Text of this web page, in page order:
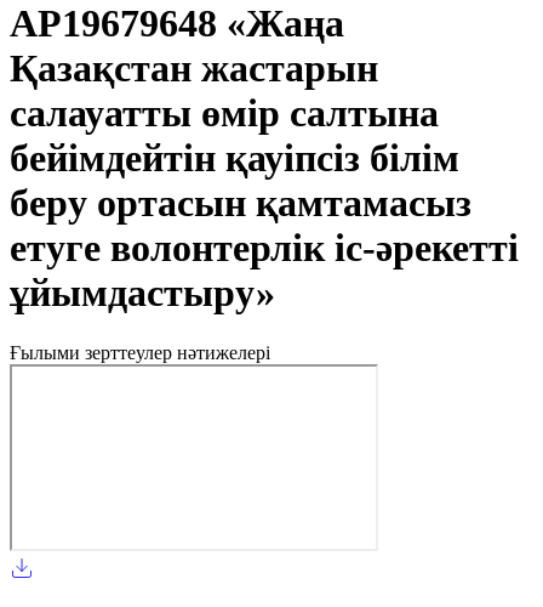
AP19679648 «Жаңа
Қазақстан жастарын
салауатты өмір салтына
бейімдейтін қауіпсіз білім
беру ортасын қамтамасыз
етуге волонтерлік іс-әрекетті
ұйымдастыру»
Ғылыми зерттеулер нәтижелері